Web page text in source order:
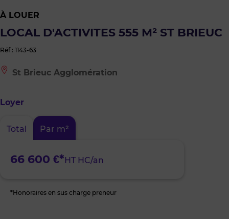
À LOUER
LOCAL D'ACTIVITES 555 M² ST BRIEUC
Réf : 1143-63
Le
bien
à
Brieuc
Agglomération
St Brieuc Agglomération
Loyer
Total Par m²
66 600 €*HT HC/an
*Honoraires en sus charge preneur